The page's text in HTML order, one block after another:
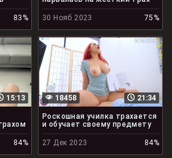
83% 30 Нояб 2023 75%
15:13
84%
21:34
18458
Роскошная училка трахается
и обучает своему предмету
27 Дек 2023 84%